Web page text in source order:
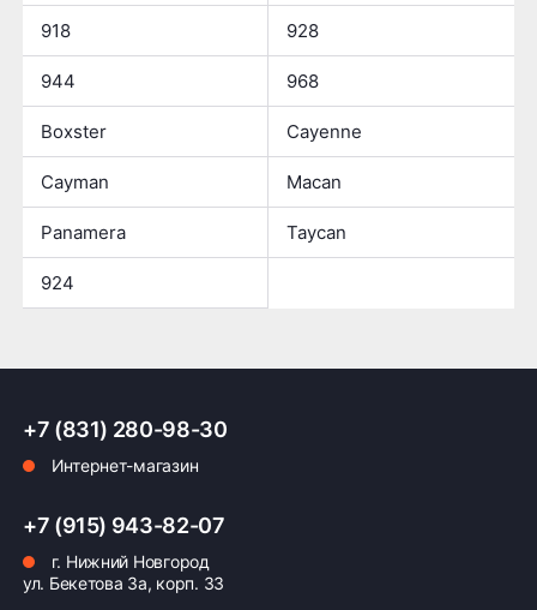
918 928
944 968
Boxster Cayenne
Cayman Macan
Panamera Taycan
924
+7 (831) 280-98-30
Интернет-магазин
+7 (915) 943-82-07
г. Нижний Новгород
ул. Бекетова 3а, корп. 33